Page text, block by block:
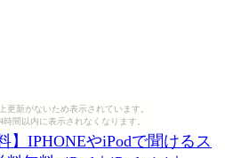
更新がないため表示されています。
間以内に表示されなくなります。